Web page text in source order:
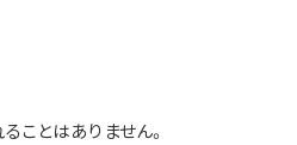
ことはありません。